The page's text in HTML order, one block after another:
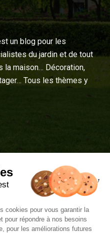
un blog pour les
du jardin et de tout
la maison… Décoration,
Tous les thèmes y
cookies pour vous garantir la
pour répondre à nos besoins
pour les améliorations futures